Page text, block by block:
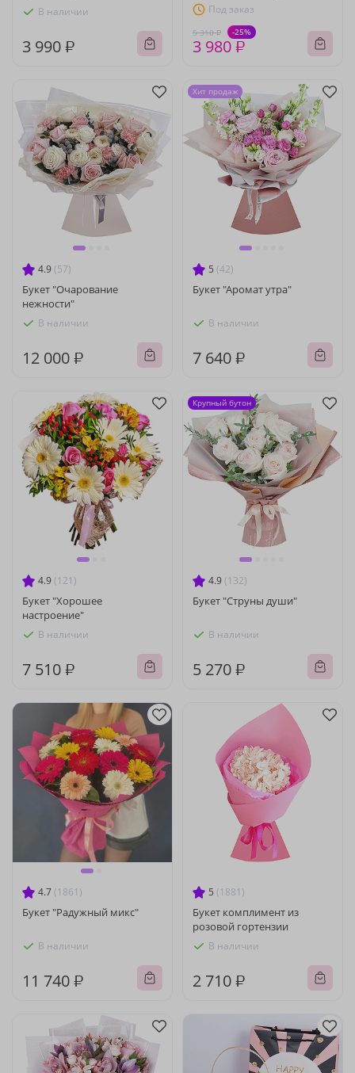
В наличии
3 990 ₽
Под заказ
5 310 ₽ -25%
3 980 ₽
4.9 (57)
Букет "Очарование
нежности"
В наличии
12 000 ₽
5 (42)
Букет "Аромат утра"
В наличии
7 640 ₽
Хит продаж
4.9 (121)
Букет "Хорошее
настроение"
В наличии
7 510 ₽
4.9 (132)
Букет "Струны души"
В наличии
5 270 ₽
Крупный бутон
4.7 (1861)
Букет "Радужный микс"
В наличии
11 740 ₽
5 (1881)
Букет комплимент из
розовой гортензии
В наличии
2 710 ₽